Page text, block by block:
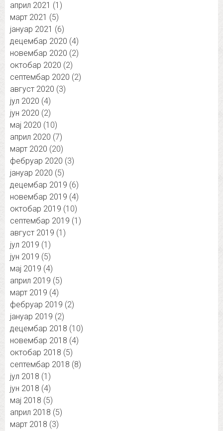
април 2021 (1)
март 2021 (5)
јануар 2021 (6)
децембар 2020 (4)
новембар 2020 (2)
октобар 2020 (2)
септембар 2020 (2)
август 2020 (3)
јул 2020 (4)
јун 2020 (2)
мај 2020 (10)
април 2020 (7)
март 2020 (20)
фебруар 2020 (3)
јануар 2020 (5)
децембар 2019 (6)
новембар 2019 (4)
октобар 2019 (10)
септембар 2019 (1)
август 2019 (1)
јул 2019 (1)
јун 2019 (5)
мај 2019 (4)
април 2019 (5)
март 2019 (4)
фебруар 2019 (2)
јануар 2019 (2)
децембар 2018 (10)
новембар 2018 (4)
октобар 2018 (5)
септембар 2018 (8)
јул 2018 (1)
јун 2018 (4)
мај 2018 (5)
април 2018 (5)
март 2018 (3)